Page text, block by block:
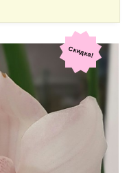
Скидка!